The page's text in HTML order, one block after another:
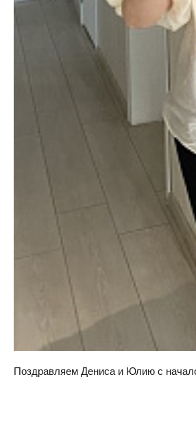
Поздравляем Дениса и Юлию с